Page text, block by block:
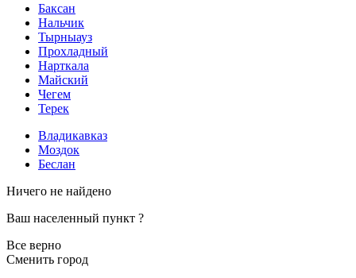
Баксан
Нальчик
Тырныауз
Прохладный
Нарткала
Майский
Чегем
Терек
Владикавказ
Моздок
Беслан
Ничего не найдено
Ваш населенный пункт ?
Все верно
Сменить город